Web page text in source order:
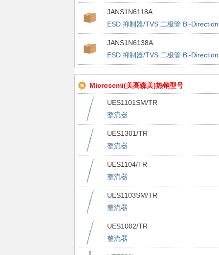
TVS
JANS1N6118A
ESD 抑制器/TVS 二极管 Bi-
TVS
JANS1N6138A
ESD 抑制器/TVS 二极管 Bi-
TVS
Microsemi(美高森美)热销型号
UES1101SM/TR
整流器
UES1301/TR
整流器
UES1104/TR
整流器
UES1103SM/TR
整流器
UES1002/TR
整流器